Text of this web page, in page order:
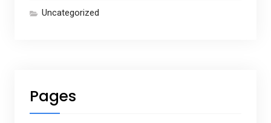
Uncategorized
Pages